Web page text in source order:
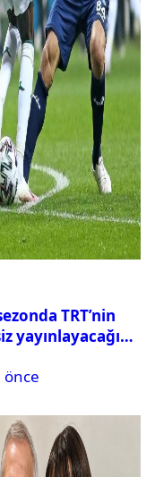
TRT’nin
yayınlayacağı